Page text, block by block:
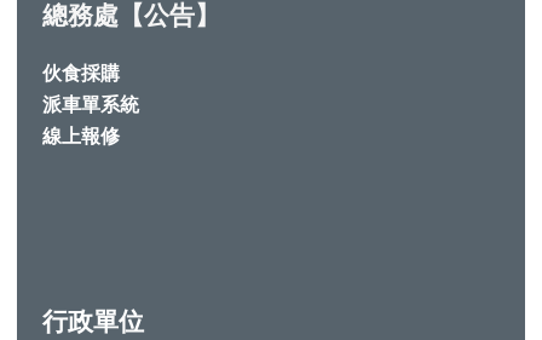
總務處【公告】
伙食採購
派車單系統
線上報修
行政單位